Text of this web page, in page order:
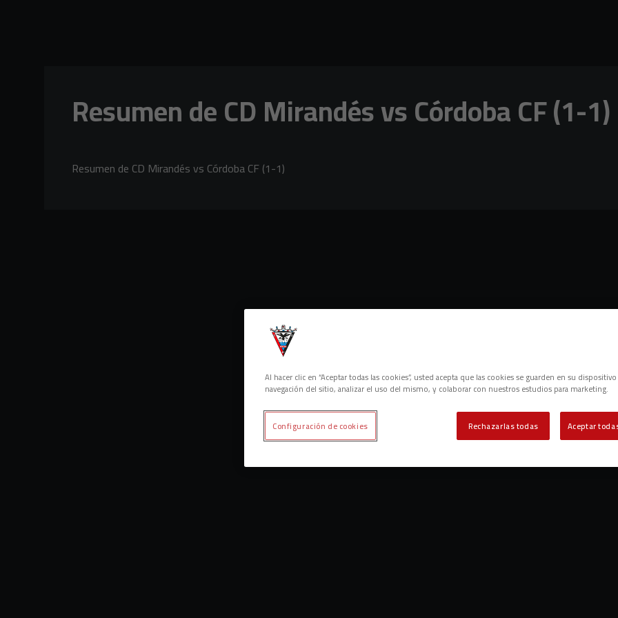
Resumen de CD Mirandés vs Córdoba CF (1-1)
Resumen de CD Mirandés vs Córdoba CF (1-1)
Al hacer clic en “Aceptar todas las cookies”, usted acepta que las cookies se guarden en su
navegación del sitio, analizar el uso del mismo, y colaborar con nuestros estudios para marketing.
Rechazarlas todas Aceptar
Configuración de cookies